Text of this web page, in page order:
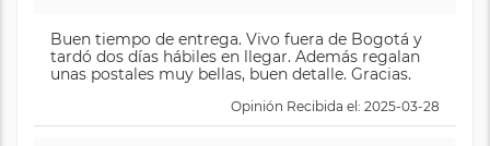
Buen tiempo de entrega. Vivo fuera de Bogotá y
tardó dos días hábiles en llegar. Además regalan
unas postales muy bellas, buen detalle. Gracias.
Opinión Recibida el: 2025-03-28